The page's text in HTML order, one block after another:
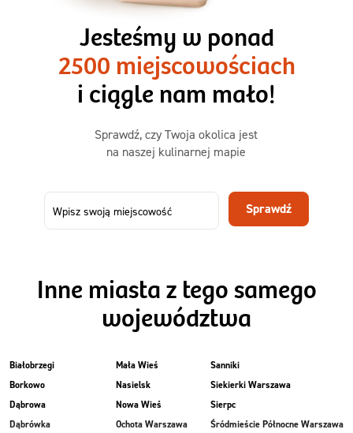
1500kcal - 2250kcal
3 sycące posiłki o większej objętości. Mniej dań,
ta sama wygoda!
50,31 zł
73,99
-32%
Menu
Jesteśmy w ponad
2500 miejscowościach
i ciągle nam mało!
Sprawdź, czy Twoja okolica jest
na naszej kulinarnej mapie
Sprawdź
Inne miasta z tego samego
województwa
Białobrzegi
Borkowo
Dąbrowa
Dąbrówka
Mała Wieś
Nasielsk
Nowa Wieś
Ochota Warszawa
Sanniki
Siekierki Warszawa
Sierpc
Śródmieście Północne Warszawa